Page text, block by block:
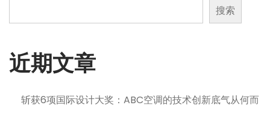
0
搜索
近期文章
斩获6项国际设计大奖：ABC空调的技术创新底气从何而